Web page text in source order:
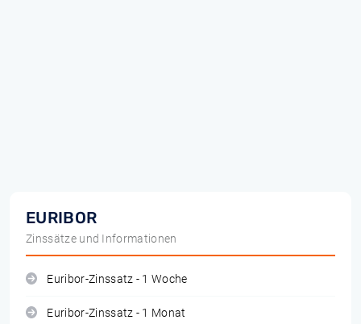
EURIBOR
Zinssätze und Informationen
Euribor-Zinssatz - 1 Woche
Euribor-Zinssatz - 1 Monat